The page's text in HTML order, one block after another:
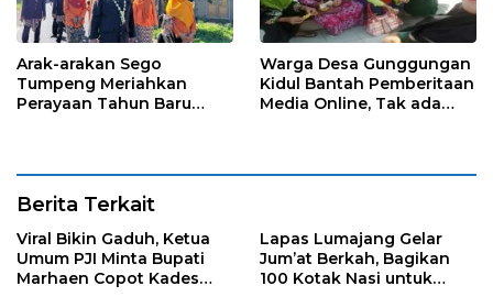
Arak-arakan Sego
Tumpeng Meriahkan
Perayaan Tahun Baru
Warga Desa Gunggungan
Kidul Bantah Pemberitaan
Media Online, Tak ada
Berita Terkait
Viral Bikin Gaduh, Ketua
Umum PJI Minta Bupati
Marhaen Copot Kades
Lapas Lumajang Gelar
Jum’at Berkah, Bagikan
100 Kotak Nasi untuk